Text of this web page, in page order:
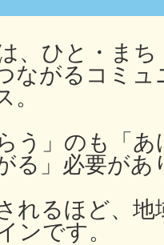
、ひと・ま
ながるコミュ
。
う」のも「
る」必要があ
れるほど、地
ンです。
日置
高知市